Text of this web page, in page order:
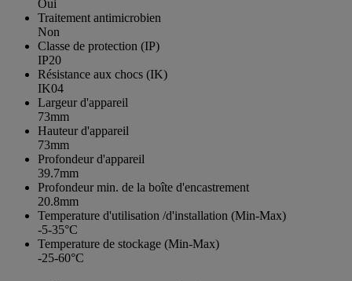
Oui
Traitement antimicrobien
Non
Classe de protection (IP)
IP20
Résistance aux chocs (IK)
IK04
Largeur d'appareil
73mm
Hauteur d'appareil
73mm
Profondeur d'appareil
39.7mm
Profondeur min. de la boîte d'encastrement
20.8mm
Temperature d'utilisation /d'installation (Min-Max)
-5-35°C
Temperature de stockage (Min-Max)
-25-60°C